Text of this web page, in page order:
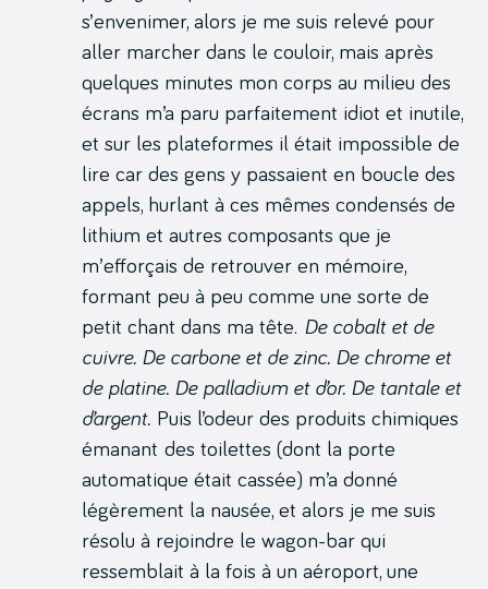
s’envenimer, alors je me suis relevé pour
aller marcher dans le couloir, mais après
quelques minutes mon corps au milieu des
écrans m’a paru parfaitement idiot et inutile,
et sur les plateformes il était impossible de
lire car des gens y passaient en boucle des
appels, hurlant à ces mêmes condensés de
lithium et autres composants que je
m’efforçais de retrouver en mémoire,
formant peu à peu comme une sorte de
petit chant dans ma tête. De cobalt et de
cuivre. De carbone et de zinc. De chrome et
de platine. De palladium et d’or. De tantale et
d’argent. Puis l’odeur des produits chimiques
émanant des toilettes (dont la porte
automatique était cassée) m’a donné
légèrement la nausée, et alors je me suis
résolu à rejoindre le wagon-bar qui
ressemblait à la fois à un aéroport, une